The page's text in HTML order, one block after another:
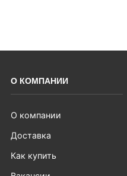
О КОМПАНИИ
О компании
Доставка
Как купить